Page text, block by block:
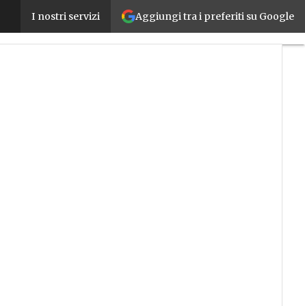
Aggiungi tra i preferiti su Google
I nostri servizi
La manovra 2018 è legge, ecco i testi definitivi e